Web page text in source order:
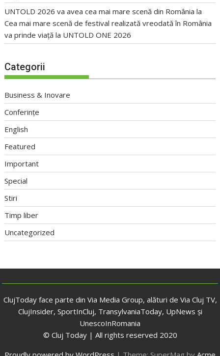
UNTOLD 2026 va avea cea mai mare scenă din România la
Cea mai mare scenă de festival realizată vreodată în România
va prinde viață la UNTOLD ONE 2026
Categorii
Business & Inovare
Conferințe
English
Featured
Important
Special
Stiri
Timp liber
Uncategorized
ClujToday face parte din Via Media Group, alături de Via Cluj TV,
ClujInsider, SportInCluj, TransylvaniaToday, UpNews și
UnescoInRomania
© Cluj Today | All rights reserved 2020